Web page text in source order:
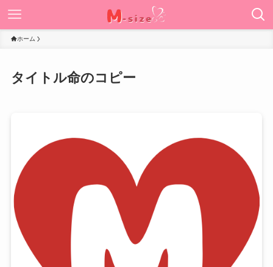
ホーム
タイトル命のコピー